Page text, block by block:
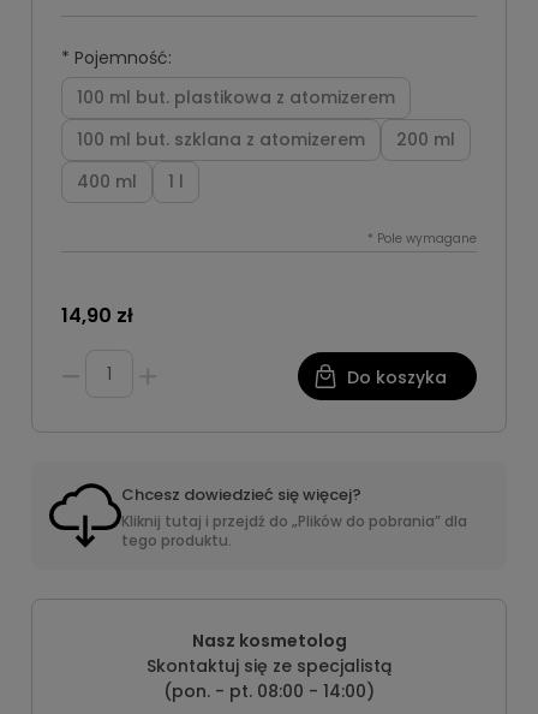
* Pojemność:
100 ml but. plastikowa z atomizerem
100 ml but. szklana z atomizerem
200 ml
400 ml
1 l
* Pole wymagane
14,90 zł
Do koszyka
Chcesz dowiedzieć się więcej?
Kliknij tutaj i przejdź do „Plików do pobrania” dla
tego produktu.
Nasz kosmetolog
Skontaktuj się ze specjalistą
(pon. - pt. 08:00 - 14:00)